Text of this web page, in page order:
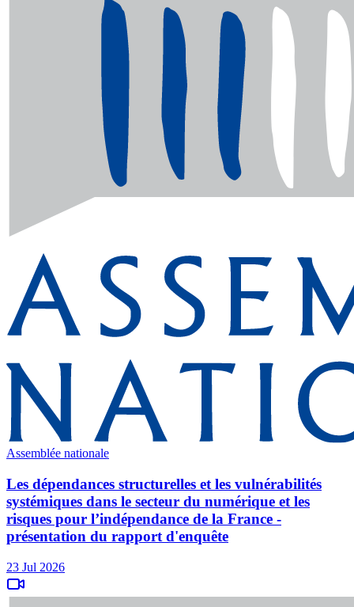
Assemblée nationale
Les dépendances structurelles et les vulnérabilités
systémiques dans le secteur du numérique et les
risques pour l’indépendance de la France -
présentation du rapport d'enquête
23 Jul 2026